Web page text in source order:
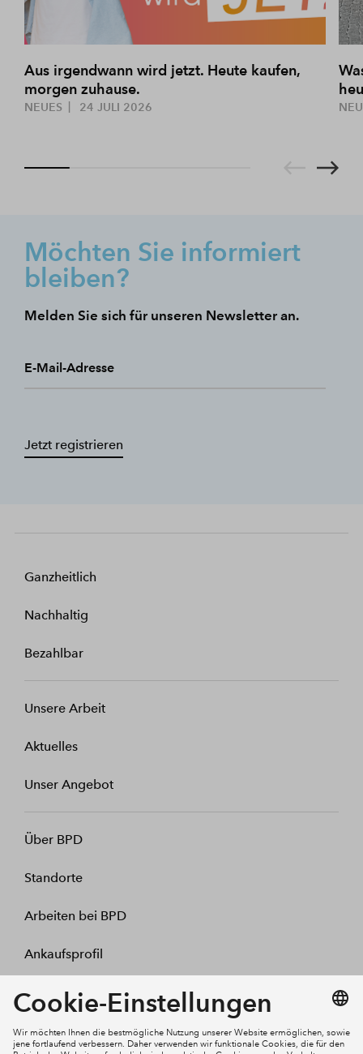
Aus irgendwann wird jetzt. Heute kaufen,
morgen zuhause.
NEUES 24 JULI 2026
Möchten Sie informiert
bleiben?
Melden Sie sich für unseren Newsletter an.
E-Mail-Adresse
Jetzt registrieren
Ganzheitlich
Nachhaltig
Bezahlbar
Unsere Arbeit
Aktuelles
Unser Angebot
Über BPD
Standorte
Arbeiten bei BPD
Ankaufsprofil
Kontakt
Mein Konto